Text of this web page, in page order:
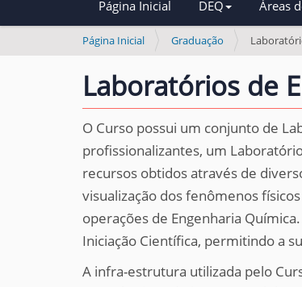
Página Inicial DEQ Áreas
V
c
e
s
á
a
q
i
:
Página Inicial Graduação
Laboratórios de
O Curso possui um conjunto de
profissionalizantes, um
recursos obtidos através de
visualização dos fenômenos
operações de Engenharia
Iniciação Científica, permitindo a
A infra-estrutura utilizada pelo